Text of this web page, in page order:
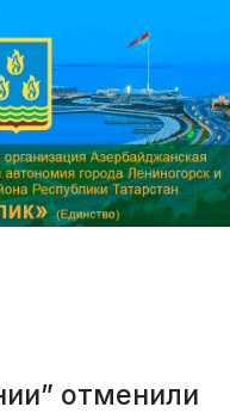
отменили